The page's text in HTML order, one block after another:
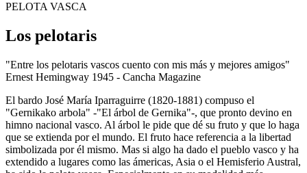
PELOTA VASCA
Los pelotaris
"Entre los pelotaris vascos cuento con mis más y mejores amigos"
Ernest Hemingway 1945 - Cancha Magazine
El bardo José María Iparraguirre (1820-1881) compuso el
"Gernikako arbola" -"El árbol de Gernika"-, que pronto devino en
himno nacional vasco. Al árbol le pide que dé su fruto y que lo haga
que se extienda por el mundo. El fruto hace referencia a la libertad
simbolizada por él mismo. Mas si algo ha dado el pueblo vasco y ha
extendido a lugares como las ámericas, Asia o el Hemisferio Austral,